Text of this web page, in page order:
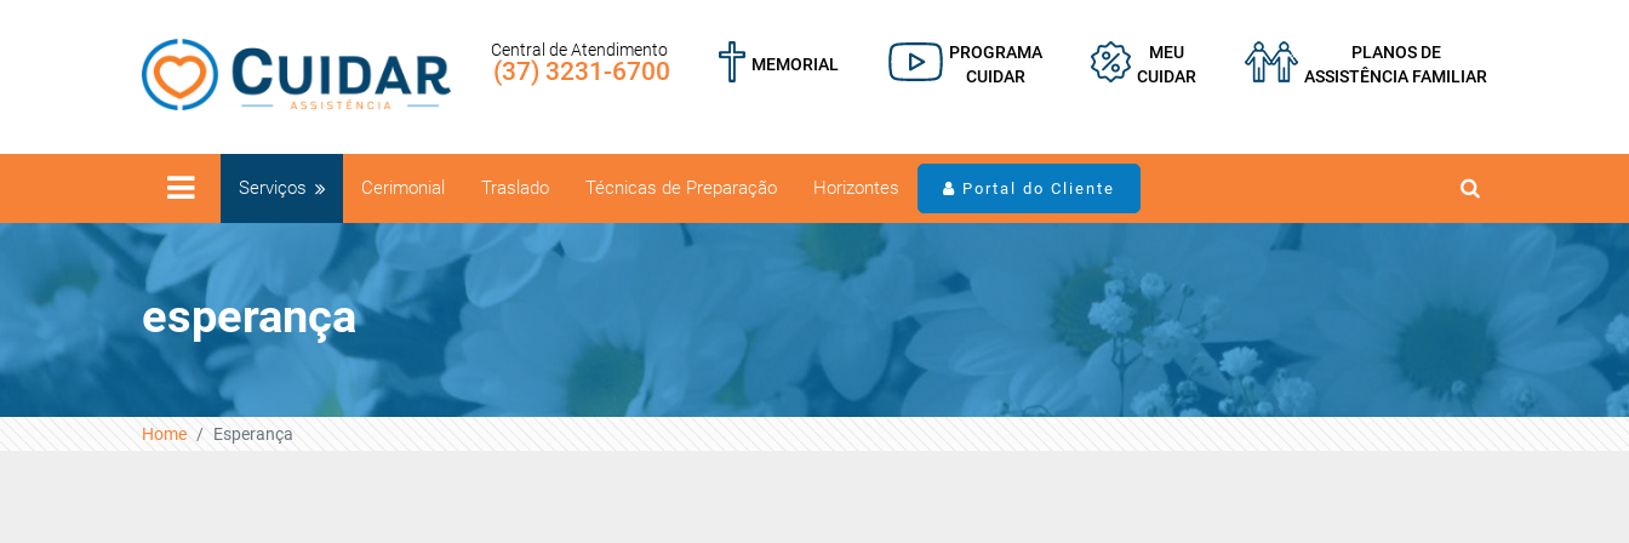
Central de Atendimento
(37) 3231-6700 MEMORIAL
PROGRAMA
CUIDAR
MEU
CUIDAR
PLANOS DE
ASSISTÊNCIA FAMILIAR
Serviços Cerimonial Traslado Técnicas de Preparação Horizontes Portal do Cliente
esperança
Home Esperança